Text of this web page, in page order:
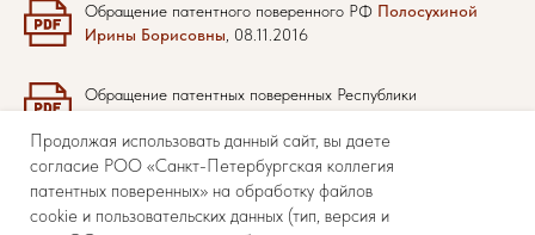
Обращение патентного поверенного РФ Полосухиной
Ирины Борисовны , 08.11.2016
Обращение патентных поверенных Республики
Обращение патентного поверенного РФ Ильдугановой
Ирины Анатольевны, 2016
Продолжая использовать данный сайт, вы даете
согласие РОО «Санкт-Петербургская коллегия
патентных поверенных» на обработку файлов
cookie и пользовательских данных (тип, версия и